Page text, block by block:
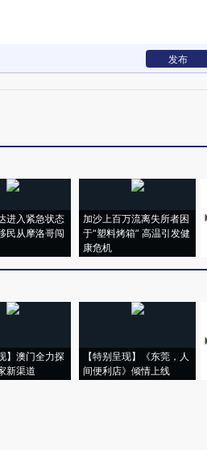
发布
进入紧急状态
民从摩洛哥闯
加沙上百万流离失所者困
于“塑料烤箱” 高温引发健
康危机
】澳门全力探
新渠道
【特别呈现】《东莞，人
间便利店》倾情上线